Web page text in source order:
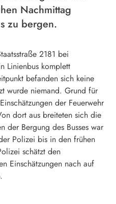
Nachmittag
zu bergen.
2181 bei
Linienbus komplett
befanden sich keine
wurde niemand. Grund für
der Feuerwehr
dort aus breiteten sich die
der Bergung des Busses war
Polizei bis in den frühen
schätzt den
Einschätzungen nach auf